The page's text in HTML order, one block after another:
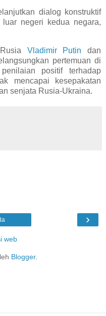
dialog konstruktif
negeri kedua negara,
Vladimir Putin dan
pertemuan di
positif terhadap
mencapai kesepakatan
senjata Rusia-Ukraina.
›
web
Blogger.